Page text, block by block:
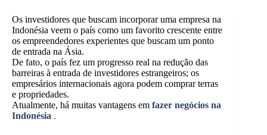
Os investidores que buscam incorporar uma empresa na
Indonésia veem o país como um favorito crescente entre
os empreendedores experientes que buscam um ponto
de entrada na Ásia.
De fato, o país fez um progresso real na redução das
barreiras à entrada de investidores estrangeiros; os
empresários internacionais agora podem comprar terras
e propriedades.
Atualmente, há muitas vantagens em fazer negócios na
Indonésia .